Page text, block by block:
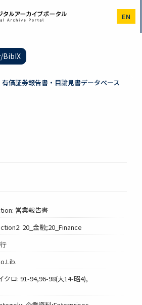
EN
BibIX
価証券報告書・目論見書データベース
営業報告書
20_金融;20_Finance
クロ: 91-94,96-98(大14-昭4),